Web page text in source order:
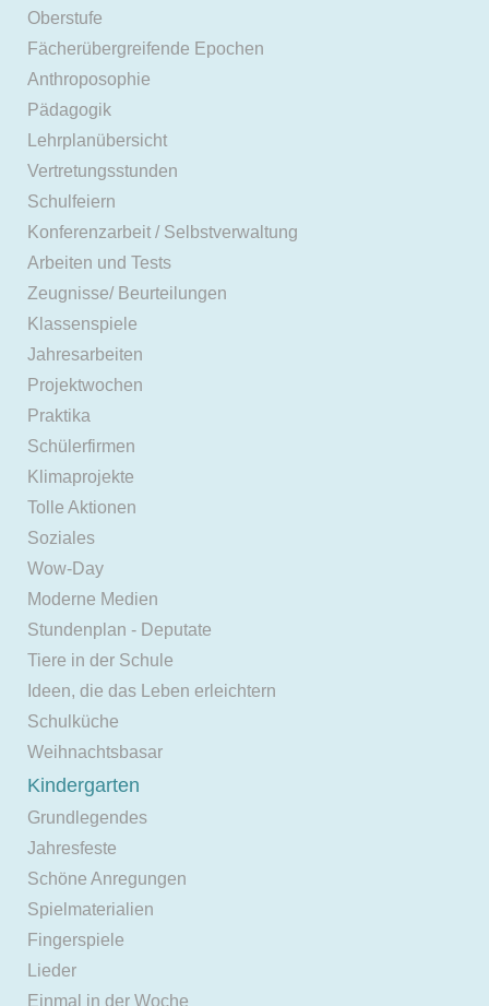
Oberstufe
Fächerübergreifende Epochen
Anthroposophie
Pädagogik
Lehrplanübersicht
Vertretungsstunden
Schulfeiern
Konferenzarbeit / Selbstverwaltung
Arbeiten und Tests
Zeugnisse/ Beurteilungen
Klassenspiele
Jahresarbeiten
Projektwochen
Praktika
Schülerfirmen
Klimaprojekte
Tolle Aktionen
Soziales
Wow-Day
Moderne Medien
Stundenplan - Deputate
Tiere in der Schule
Ideen, die das Leben erleichtern
Schulküche
Weihnachtsbasar
Kindergarten
Grundlegendes
Jahresfeste
Schöne Anregungen
Spielmaterialien
Fingerspiele
Lieder
Einmal in der Woche